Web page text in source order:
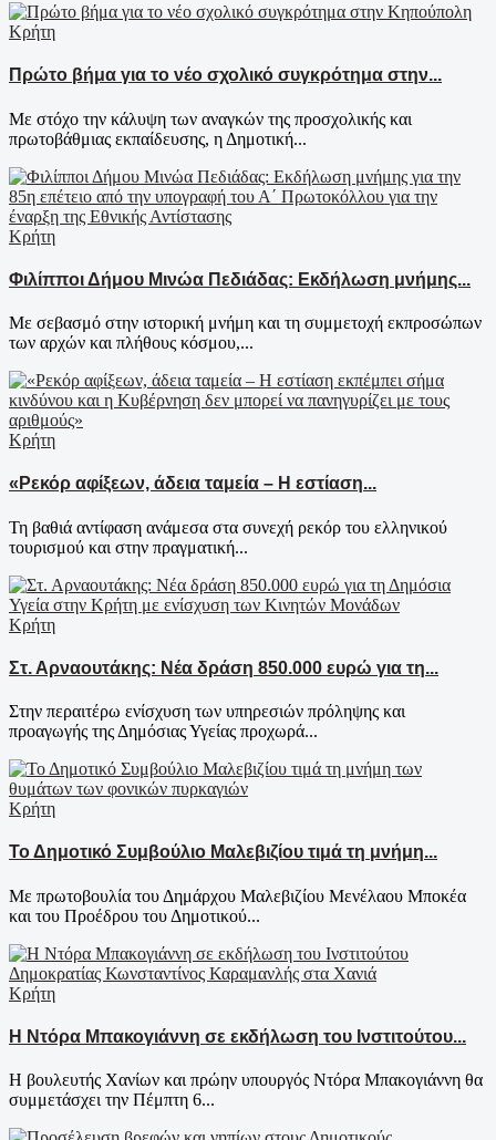
Κρήτη
Πρώτο βήμα για το νέο σχολικό συγκρότημα στην...
Με στόχο την κάλυψη των αναγκών της προσχολικής και
πρωτοβάθμιας εκπαίδευσης, η Δημοτική...
Κρήτη
Φιλίπποι Δήμου Μινώα Πεδιάδας: Εκδήλωση μνήμης...
Με σεβασμό στην ιστορική μνήμη και τη συμμετοχή εκπροσώπων
των αρχών και πλήθους κόσμου,...
Κρήτη
«Ρεκόρ αφίξεων, άδεια ταμεία – Η εστίαση...
Τη βαθιά αντίφαση ανάμεσα στα συνεχή ρεκόρ του ελληνικού
τουρισμού και στην πραγματική...
Κρήτη
Στ. Αρναουτάκης: Νέα δράση 850.000 ευρώ για τη...
Στην περαιτέρω ενίσχυση των υπηρεσιών πρόληψης και
προαγωγής της Δημόσιας Υγείας προχωρά...
Κρήτη
Το Δημοτικό Συμβούλιο Μαλεβιζίου τιμά τη μνήμη...
Με πρωτοβουλία του Δημάρχου Μαλεβιζίου Μενέλαου Μποκέα
και του Προέδρου του Δημοτικού...
Κρήτη
Η Ντόρα Μπακογιάννη σε εκδήλωση του Ινστιτούτου...
Η βουλευτής Χανίων και πρώην υπουργός Ντόρα Μπακογιάννη θα
συμμετάσχει την Πέμπτη 6...